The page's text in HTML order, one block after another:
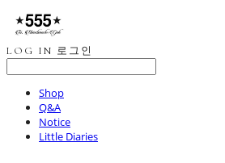
LOG IN 로그인
Shop
Q&A
Notice
Little Diaries